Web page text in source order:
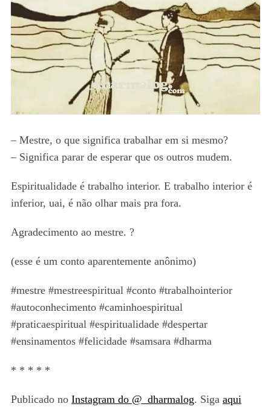
– Mestre, o que significa trabalhar em si mesmo?
– Significa parar de esperar que os outros mudem.
Espiritualidade é trabalho interior. E trabalho interior é
inferior, uai, é não olhar mais pra fora.
Agradecimento ao mestre. ?
(esse é um conto aparentemente anônimo)
#mestre #mestreespiritual #conto #trabalhointerior
#autoconhecimento #caminhoespiritual
#praticaespiritual #espiritualidade #despertar
#ensinamentos #felicidade #samsara #dharma
* * * * *
Publicado no Instagram do @_dharmalog. Siga aqui